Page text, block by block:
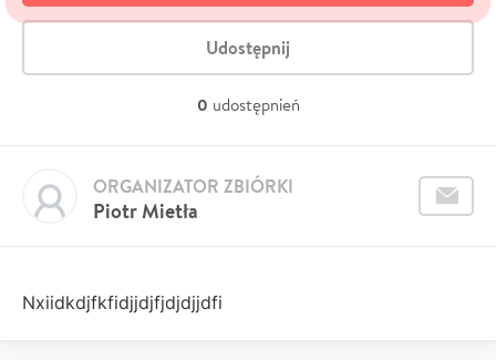
Udostępnij
0 udostępnień
Piotr Mietła
ORGANIZATOR ZBIÓRKI
Nxiidkdjfkfidjjdjfjdjdjjdfi